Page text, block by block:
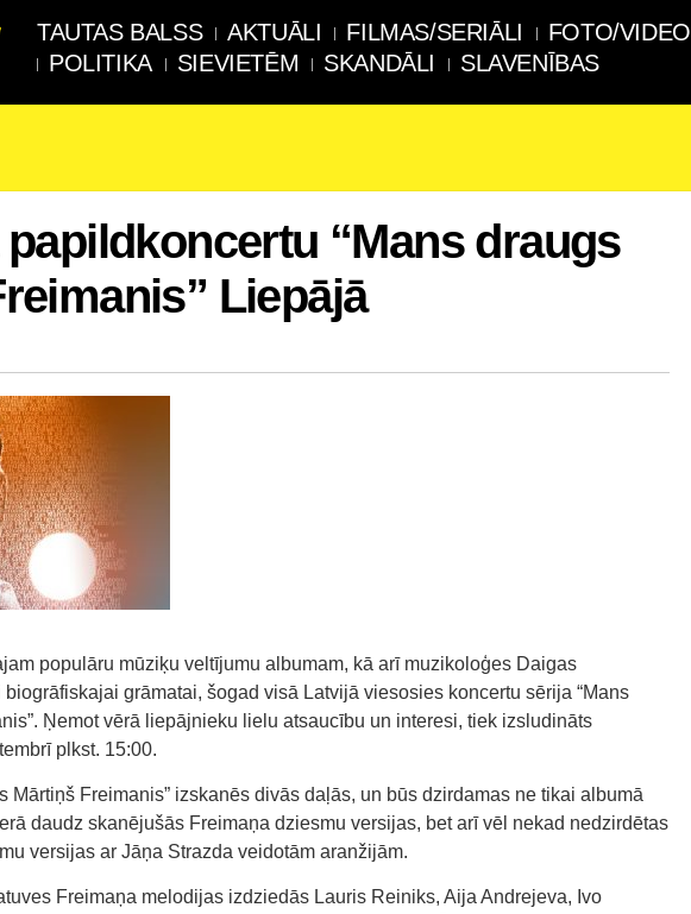
TAUTAS BALSS AKTUĀLI FILMAS/SERIĀLI FOTO/VIDEO
POLITIKA
SIEVIETĒM SKANDĀLI SLAVENĪBAS
“Mans draugs
Liepājā
populāru mūziķu veltījumu albumam, kā arī muzikoloģes Daigas
grāmatai, šogad visā Latvijā viesosies koncertu sērija “Mans
Ņemot vērā liepājnieku lielu atsaucību un interesi, tiek izsludināts
plkst. 15:00.
Mārtiņš Freimanis” izskanēs divās daļās, un būs dzirdamas ne tikai albumā
daudz skanējušās Freimaņa dziesmu versijas, bet arī vēl nekad nedzirdētas
versijas ar Jāņa Strazda veidotām aranžijām.
Freimaņa melodijas izdziedās Lauris Reiniks, Aija Andrejeva, Ivo